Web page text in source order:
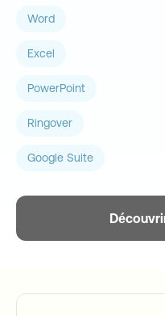
Word
Excel
PowerPoint
Ringover
Google Suite